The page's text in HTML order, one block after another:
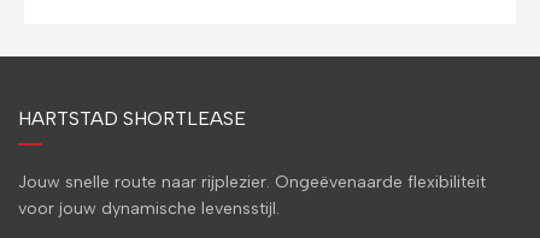
HARTSTAD SHORTLEASE
Jouw snelle route naar rijplezier. Ongeëvenaarde flexibiliteit
voor jouw dynamische levensstijl.